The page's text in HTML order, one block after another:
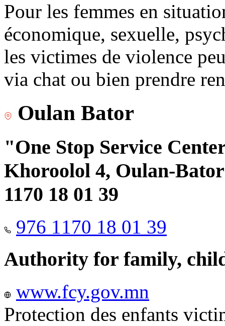
Pour les femmes en
économique, sexuelle,
les victimes de violence
via chat ou bien prendre
Oulan Bator
"One Stop Service
Khoroolol 4, Oulan-
1170 18 01 39
976 1170 18 01 39
Authority for family,
www.fcy.gov.mn
Protection des enfants